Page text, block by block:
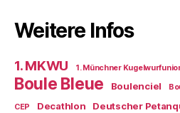
Weitere Infos
1. MKWU 1. Münchner
Boule Bleue Boulenciel
CEP Decathlon Deutscher